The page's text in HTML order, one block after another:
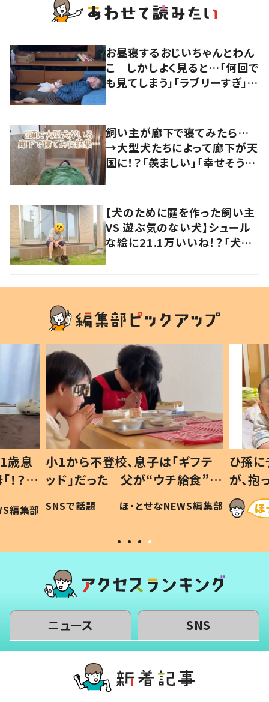
お昼寝するおじいちゃんとわん
こ しかしよく見ると…「何回で
も見てしまう」「ラブリーすぎ」の
飼い主が廊下で寝てみたら…
→大型犬たちによって廊下が天
国に！？「羨ましい」「幸せそう」
【犬のために庭を作った飼い主
VS 遊ぶ気のない犬】シュール
な絵に21.1万いいね！？「犬の
歳息
？」
編集部
小1から不登校、息子は「ギフテ
ッド」だった 父が“ウチ給食”を
作り続ける理由とは #令和の親
#令和の子
SNSで話題 ほ・とせなNEWS編集部
ひ孫
が、
「涙が
い」
ニュース SNS